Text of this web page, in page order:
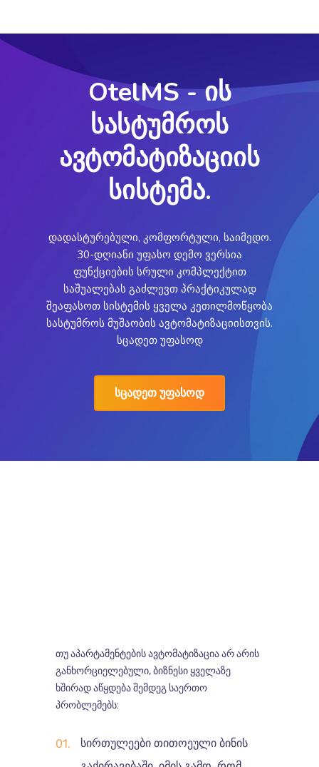
OtelMS - ის
სასტუმროს
ავტომატიზაციის
სისტემა.
დადასტურებული, კომფორტული, საიმედო.
30-დღიანი უფასო დემო ვერსია
ფუნქციების სრული კომპლექტით
საშუალებას გაძლევთ პრაქტიკულად
შეაფასოთ სისტემის ყველა კეთილმოწყობა
სასტუმროს მუშაობის ავტომატიზაციისთვის.
სცადეთ უფასოდ
სცადეთ უფასოდ
თუ აპარტამენტების ავტომატიზაცია არ არის
განხორციელებული, ბიზნესი ყველაზე
ხშირად აწყდება შემდეგ საერთო
პრობლემებს:
სირთულეები თითოეული ბინის